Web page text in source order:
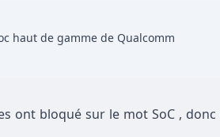
haut de gamme de Qualcomm
ont bloqué sur le mot SoC , donc